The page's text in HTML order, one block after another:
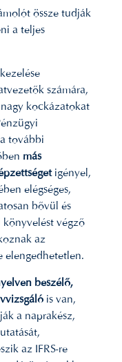
össze tudják
a teljes
számára,
kockázatokat
további
más
igényel,
elégséges,
bővül és
könyvelést végző
az
elengedhetetlen.
beszélő,
is van,
a naprakész,
az IFRS-re